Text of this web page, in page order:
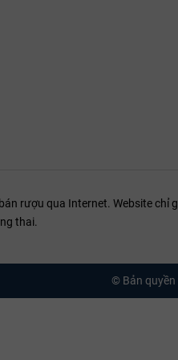
cấu trúc khá cân bằng đã
còn được ghi chú thêm nhờ
rượu qua Internet. Website
thai.
© Bản quyền